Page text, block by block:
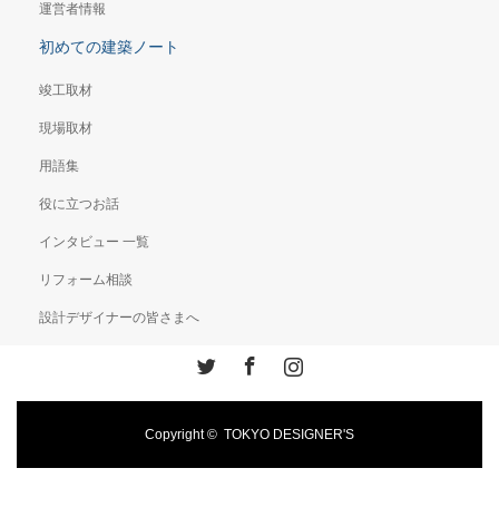
運営者情報
初めての建築ノート
竣工取材
現場取材
用語集
役に立つお話
インタビュー 一覧
リフォーム相談
設計デザイナーの皆さまへ
Instagram
Copyright © TOKYO DESIGNER'S